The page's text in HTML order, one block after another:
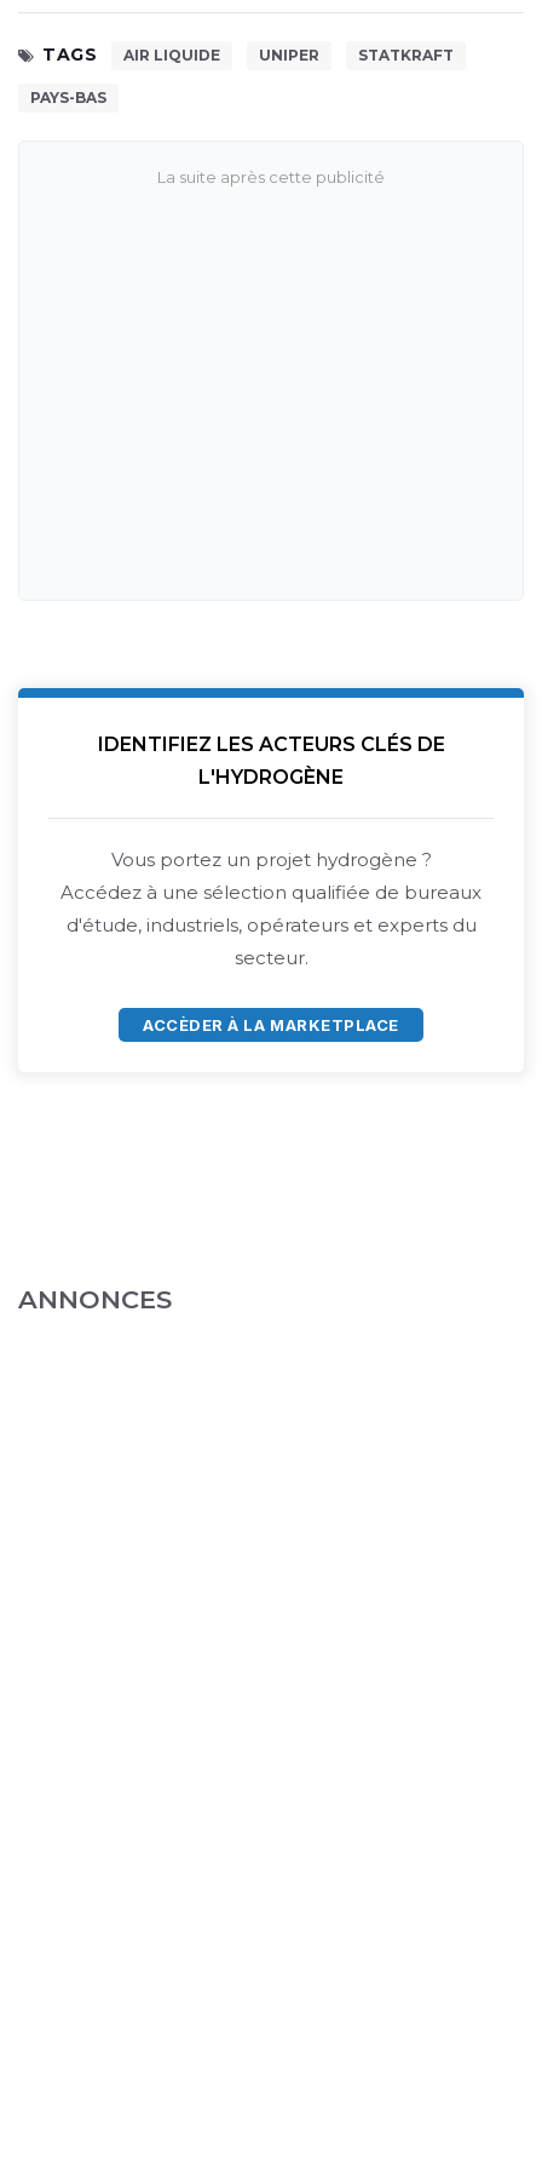
TAGS AIR LIQUIDE UNIPER STATKRAFT
PAYS-BAS
IDENTIFIEZ LES ACTEURS CLÉS DE
L'HYDROGÈNE
Vous portez un projet hydrogène ?
Accédez à une sélection qualifiée de bureaux
d'étude, industriels, opérateurs et experts du
secteur.
ACCÈDER À LA MARKETPLACE
ANNONCES